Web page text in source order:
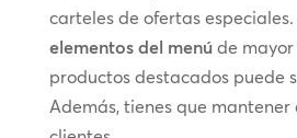
carteles de ofertas
elementos del menú de
productos destacados puede
Además, tienes que mantener